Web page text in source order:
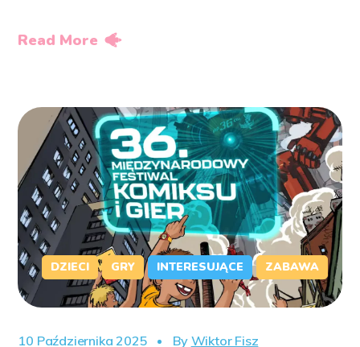
Read More
DZIECI GRY INTERESUJĄCE ZABAWA
10 Października 2025 By Wiktor Fisz